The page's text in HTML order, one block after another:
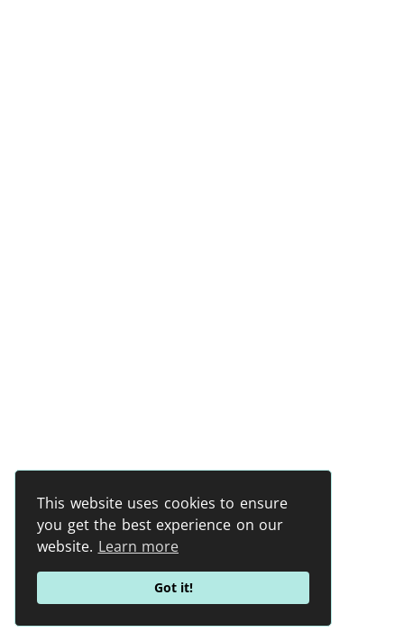
This website uses cookies to ensure
you get the best experience on our
website. Learn more
Got it!